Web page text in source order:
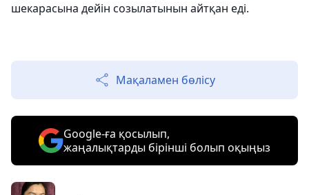
шекарасына дейін созылатынын айтқан еді.
Мақаламен бөлісу
Google-ға қосылып,
жаңалықтарды бірінші болып оқыңыз